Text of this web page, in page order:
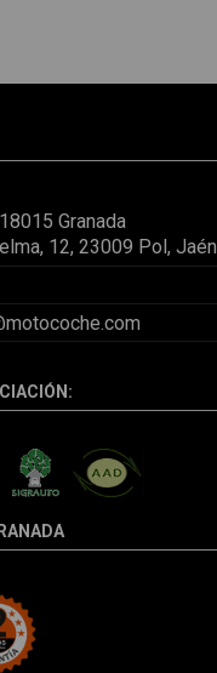
Granada
12, 23009 Pol, Jaén